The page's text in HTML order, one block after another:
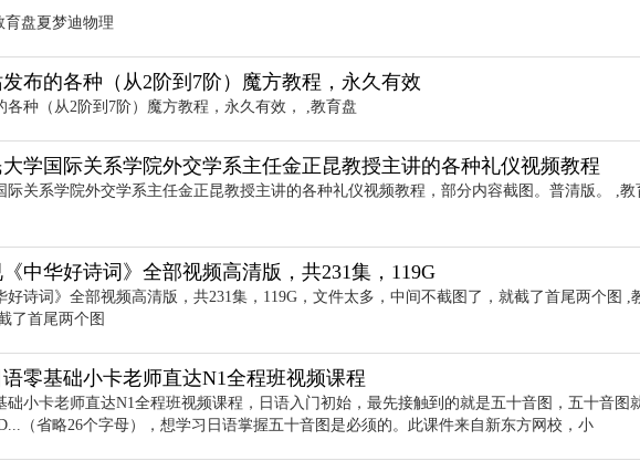
育盘夏梦迪物理
布的各种（从2阶到7阶）魔方教程，永久有效
种（从2阶到7阶）魔方教程，永久有效， ,教育盘
学国际关系学院外交学系主任金正昆教授主讲的各种礼仪视频教程
际关系学院外交学系主任金正昆教授主讲的各种礼仪视频教程，部分内容截图。普清版。 ,教
中华好诗词》全部视频高清版，共231集，119G
诗词》全部视频高清版，共231集，119G，文件太多，中间不截图了，就截了首尾两个图 ,
了首尾两个图
零基础小卡老师直达N1全程班视频课程
础小卡老师直达N1全程班视频课程，日语入门初始，最先接触到的就是五十音图，五十音图
（省略26个字母），想学习日语掌握五十音图是必须的。此课件来自新东方网校，小